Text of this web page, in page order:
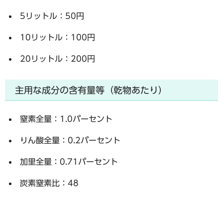
5リットル：50円
10リットル：100円
20リットル：200円
主用な成分の含有量等（乾物あたり）
窒素全量：1.0パーセント
りん酸全量：0.2パーセント
加里全量：0.71パーセント
炭素窒素比：48